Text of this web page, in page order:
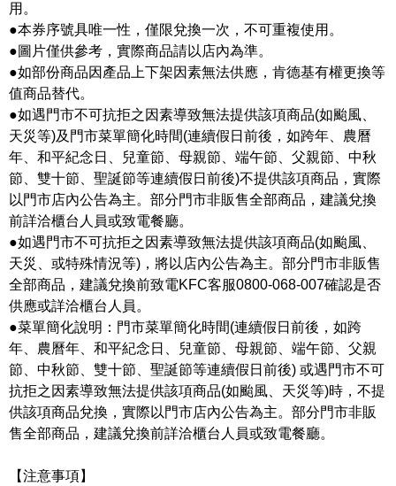
用。
●本券序號具唯一性，僅限兌換一次，不可重複使用。
●圖片僅供參考，實際商品請以店內為準。
●如部份商品因產品上下架因素無法供應，肯德基有權更換等
值商品替代。
●如遇門市不可抗拒之因素導致無法提供該項商品(如颱風、
天災等)及門市菜單簡化時間(連續假日前後，如跨年、農曆
年、和平紀念日、兒童節、母親節、端午節、父親節、中秋
節、雙十節、聖誕節等連續假日前後)不提供該項商品，實際
以門市店內公告為主。部分門市非販售全部商品，建議兌換
前詳洽櫃台人員或致電餐廳。
●如遇門市不可抗拒之因素導致無法提供該項商品(如颱風、
天災、或特殊情況等)，將以店內公告為主。部分門市非販售
全部商品，建議兌換前致電KFC客服0800-068-007確認是否
供應或詳洽櫃台人員。
●菜單簡化說明：門市菜單簡化時間(連續假日前後，如跨
年、農曆年、和平紀念日、兒童節、母親節、端午節、父親
節、中秋節、雙十節、聖誕節等連續假日前後) 或遇門市不可
抗拒之因素導致無法提供該項商品(如颱風、天災等)時，不提
供該項商品兌換，實際以門市店內公告為主。部分門市非販
售全部商品，建議兌換前詳洽櫃台人員或致電餐廳。
【注意事項】